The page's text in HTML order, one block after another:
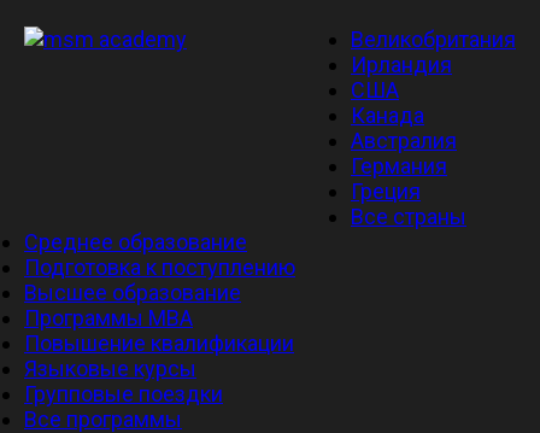
Великобритания
Ирландия
США
Канада
Австралия
Германия
Греция
Все страны
Среднее образование
Подготовка к поступлению
Высшее образование
Программы MBA
Повышение квалификации
Языковые курсы
Групповые поездки
Все программы